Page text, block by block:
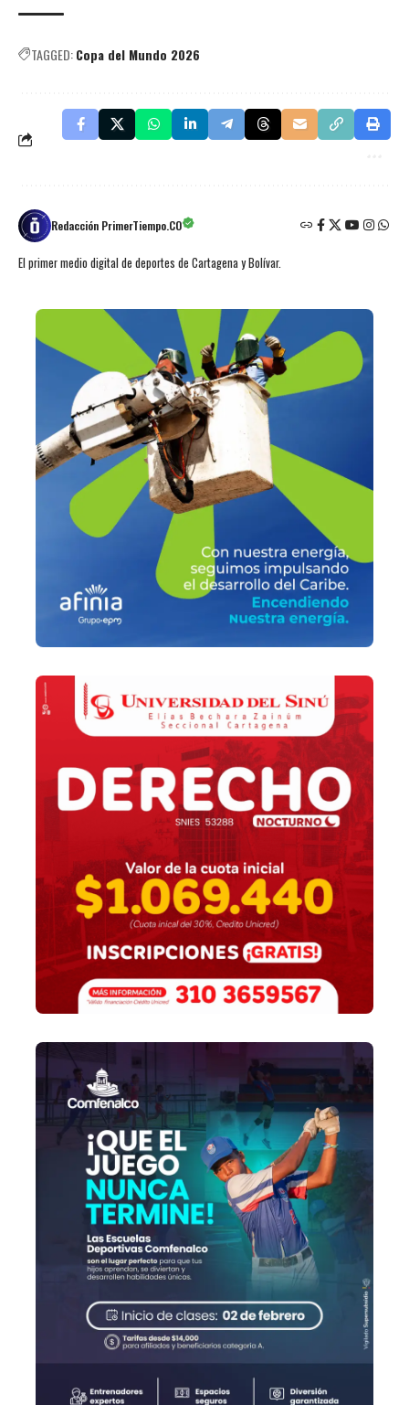
TAGGED:Copa del Mundo 2026
Redacción PrimerTiempo.CO
El primer medio digital de deportes de Cartagena y Bolívar.